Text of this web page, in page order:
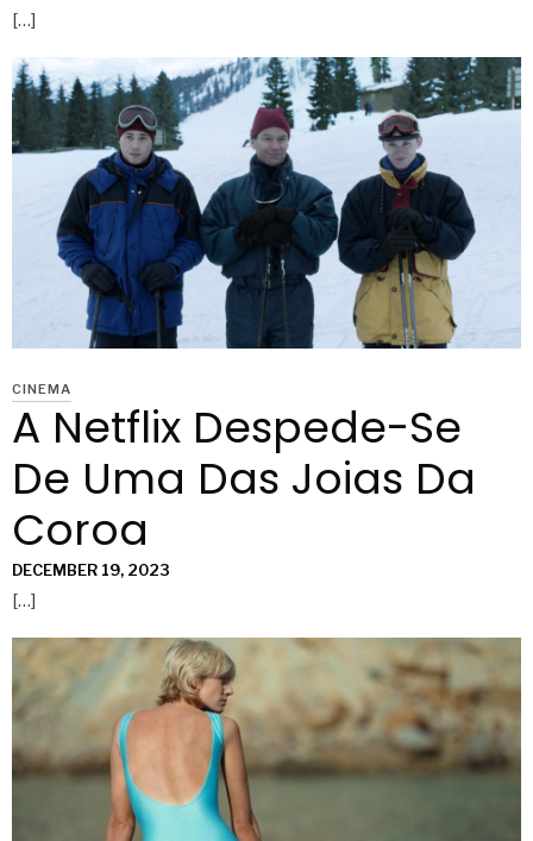
[…]
CINEMA
A Netflix Despede-Se
De Uma Das Joias Da
Coroa
DECEMBER 19, 2023
[…]